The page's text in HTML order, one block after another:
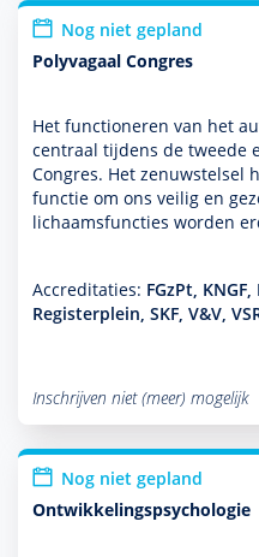
Nog niet gepland
Polyvagaal Congres
Het functio­neren van het
centraal tijdens de tweede
Congres. Het zenuwstelsel
functie om ons veilig en
lichaamsfuncties worden
Accreditaties: FGzPt,
Registerplein, SKF, V&V,
Inschrijven niet (meer) mogelijk
Nog niet gepland
Ontwikkelingspsychologie